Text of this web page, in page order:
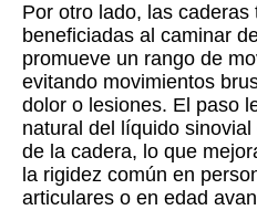
Por otro lado, las caderas
beneficiadas al caminar
promueve un rango de
evitando movimientos
dolor o lesiones. El paso
natural del líquido
de la cadera, lo que
la rigidez común en
articulares o en edad